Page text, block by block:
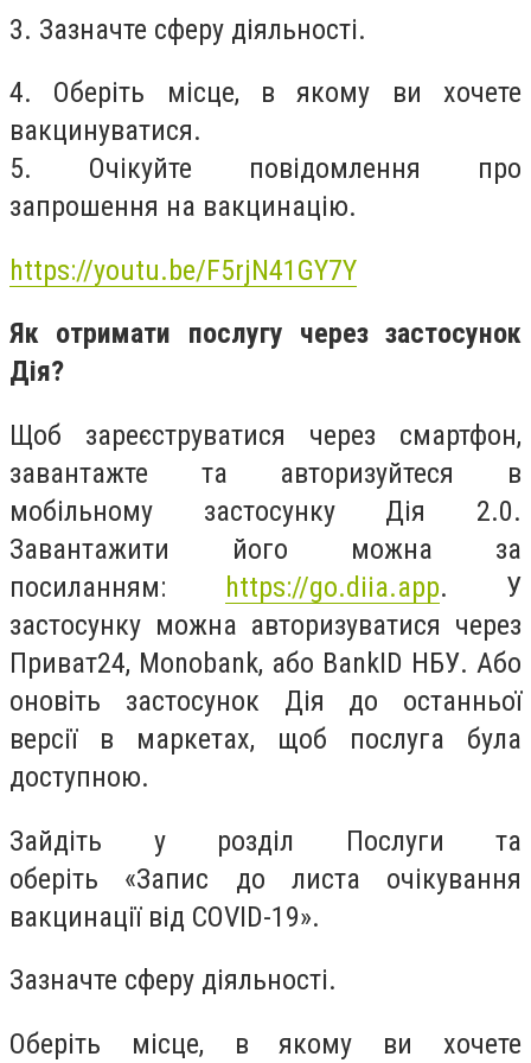
3. Зазначте сферу діяльності.
4. Оберіть місце, в якому ви хочете
вакцинуватися.
5. Очікуйте повідомлення про
запрошення на вакцинацію.
https://youtu.be/F5rjN41GY7Y
Як отримати послугу через застосунок
Дія?
Щоб зареєструватися через смартфон,
завантажте та авторизуйтеся в
мобільному застосунку Дія 2.0.
Завантажити його можна за
посиланням:
https://go.diia.app. У
застосунку можна авторизуватися через
Приват24, Monobank, або BankID НБУ. Або
оновіть застосунок Дія до останньої
версії в маркетах, щоб послуга була
доступною.
Зайдіть у розділ Послуги та
оберіть «Запис до листа очікування
вакцинації від COVID-19».
Зазначте сферу діяльності.
Оберіть місце, в якому ви хочете